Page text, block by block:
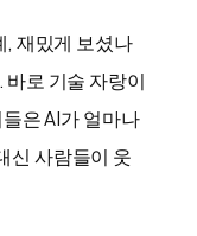
, 재밌게 보셨나
로 기술 자랑이
들은 AI가 얼마나
신 사람들이 웃